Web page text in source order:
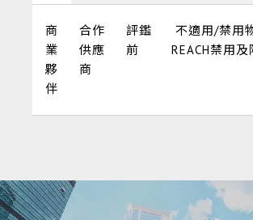
商
業
夥
伴
合作
供應
商
評鑑
前
不適用/禁用
REACH禁用